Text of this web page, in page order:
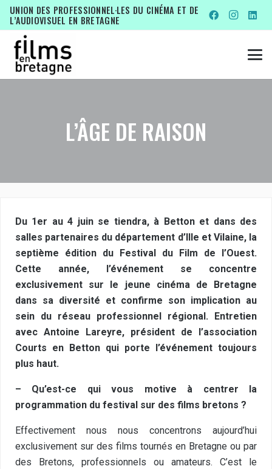
UNION DES PROFESSIONNEL·LES DU CINÉMA ET DE
L’AUDIOVISUEL EN BRETAGNE
L’ÂGE DE RAISON
Du 1er au 4 juin se tiendra, à Betton et dans des
salles partenaires du département d’Ille et Vilaine, la
septième édition du Festival du Film de l’Ouest.
Cette année, l’événement se concentre
exclusivement sur le jeune cinéma de Bretagne
dans sa diversité et confirme son implication au
sein du réseau professionnel régional. Entretien
avec Antoine Lareyre, président de l’association
Courts en Betton qui porte l’événement toujours
plus haut.
– Qu’est-ce qui vous motive à centrer la
programmation du festival sur des films bretons ?
Effectivement nous nous concentrons aujourd’hui
exclusivement sur des films tournés en Bretagne ou par
des Bretons, professionnels ou amateurs. C’est le